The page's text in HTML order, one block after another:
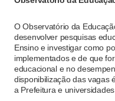
O Observatório da
desenvolver pesquisas
Ensino e investigar como
implementados e de que
educacional e no
disponibilização das vagas
a Prefeitura e